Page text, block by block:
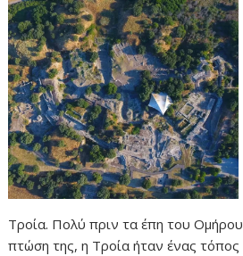
Τροία. Πολύ πριν τα έπη του
πτώση της, η Τροία ήταν ένας τόπος